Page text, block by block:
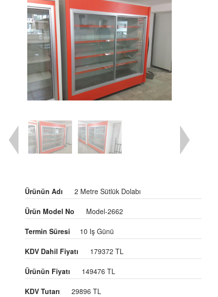
Ürünün Adı 2 Metre Sütlük Dolabı
Ürün Model No Model-2662
Termin Süresi 10 Iş Günü
KDV Dahil Fiyatı 179372 TL
Ürünün Fiyatı 149476 TL
KDV Tutarı 29896 TL